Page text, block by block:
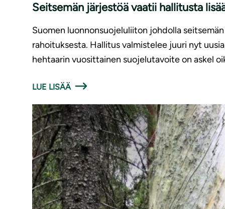
Seitsemän järjestöä vaatii hallitusta
Suomen luonnonsuojeluliiton johdolla
rahoituksesta. Hallitus valmistelee juuri nyt
hehtaarin vuosittainen suojelutavoite on askel
LUE LISÄÄ